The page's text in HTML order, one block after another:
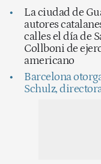
La ciudad de
autores
calles el día de
Collboni de
americano
Barcelona
Schulz,